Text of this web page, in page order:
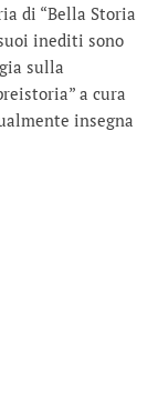
di “Bella Storia
inediti sono
sulla
a cura
insegna